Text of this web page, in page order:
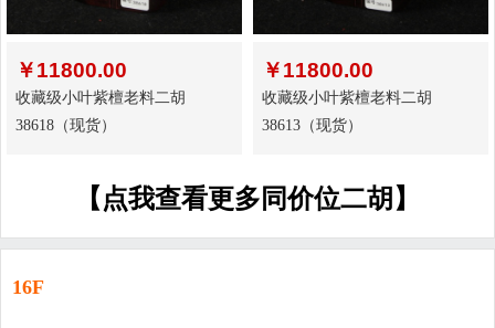
￥11800.00
收藏级小叶紫檀老料二胡
38618（现货）
￥11800.00
收藏级小叶紫檀老料二胡
38613（现货）
【点我查看更多同价位二胡】
16F